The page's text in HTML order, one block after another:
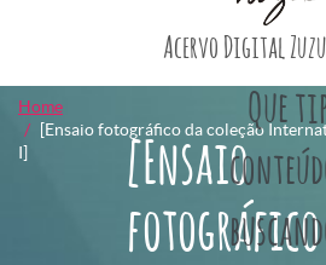
Acervo Digital
Que
Home
[Ensaio fotográfico da coleção
I]
[Ensaio
fotográfico